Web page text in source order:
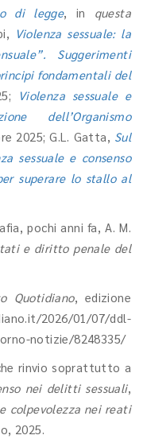
di legge, in
questa
Violenza sessuale: la
. Suggerimenti
fondamentali del
Violenza sessuale e
dell’Organismo
2025; G.L. Gatta, Sul
sessuale e consenso
superare lo stallo al
pochi anni fa, A. M.
e diritto penale del
Quotidiano, edizione
2026/01/07/ddl-
notizie/8248335/
rinvio soprattutto a
nei delitti sessuali,
colpevolezza nei reati
2025.